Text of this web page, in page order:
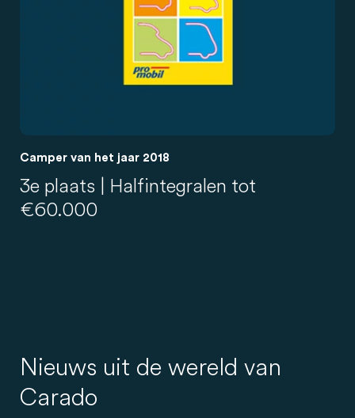
Camper van het jaar 2018
3e plaats | Halfintegralen tot
€60.000
Nieuws uit de wereld van
Carado